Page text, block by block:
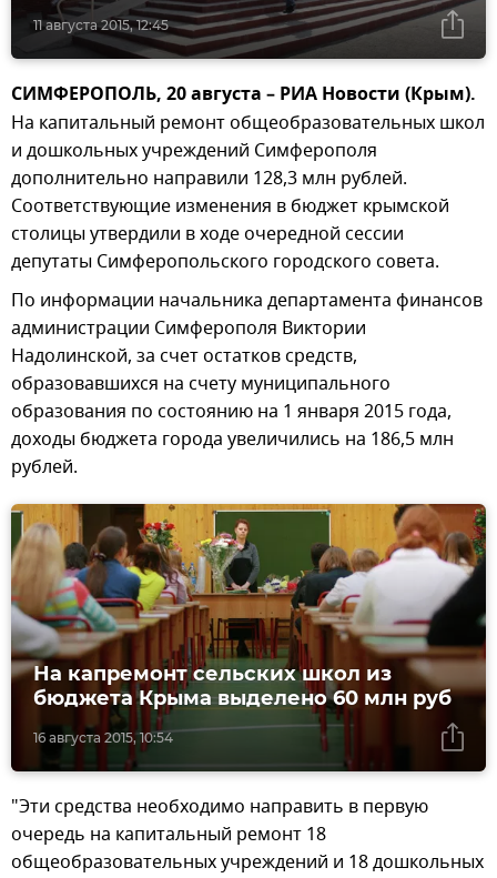
11 августа 2015, 12:45
СИМФЕРОПОЛЬ, 20 августа – РИА Новости (Крым).
На капитальный ремонт общеобразовательных школ
и дошкольных учреждений Симферополя
дополнительно направили 128,3 млн рублей.
Соответствующие изменения в бюджет крымской
столицы утвердили в ходе очередной сессии
депутаты Симферопольского городского совета.
По информации начальника департамента финансов
администрации Симферополя Виктории
Надолинской, за счет остатков средств,
образовавшихся на счету муниципального
образования по состоянию на 1 января 2015 года,
доходы бюджета города увеличились на 186,5 млн
рублей.
16 августа 2015, 10:54
На капремонт сельских школ из
бюджета Крыма выделено 60 млн руб
"Эти средства необходимо направить в первую
очередь на капитальный ремонт 18
общеобразовательных учреждений и 18 дошкольных